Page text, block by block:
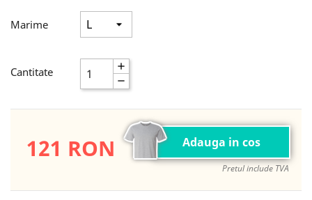
Marime
Cantitate
121 RON Adauga in cos
Pretul include TVA